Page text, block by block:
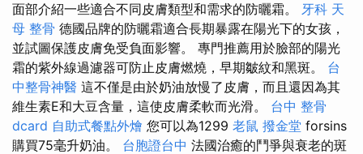
面部介紹一些適合不同皮膚類型和需求的防曬霜。 牙科 天
母 整骨 德國品牌的防曬霜適合長期暴露在陽光下的女孩，
並試圖保護皮膚免受負面影響。 專門推薦用於臉部的陽光
霜的紫外線過濾器可防止皮膚燃燒，早期皺紋和黑斑。 台
中整骨神醫 這不僅是由於奶油放慢了皮膚，而且還因為其
維生素E和大豆含量，這使皮膚柔軟而光滑。 台中 整骨
dcard 自助式餐點外燴 您可以為1299 老鼠 撥金堂 forsins
購買75毫升奶油。 台胞證台中 法國治癒的鬥爭與衰老的斑